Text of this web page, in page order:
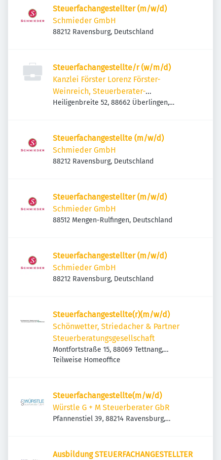
Steuerfachangestellter (m/w/d)
Schmieder GmbH
88212 Ravensburg, Deutschland
Steuerfachangestellte/r (w/m/d)
Kanzlei Förster Lorenz Förster-
Weinreich, Steuerberater-
Rechtsanwälte
Heiligenbreite 52, 88662 Überlingen,
Steuerfachangestellte (m/w/d)
Schmieder GmbH
88212 Ravensburg, Deutschland
Steuerfachangestellter (m/w/d)
Schmieder GmbH
88512 Mengen-Rulfingen, Deutschland
Steuerfachangestellter (m/w/d)
Schmieder GmbH
88212 Ravensburg, Deutschland
Steuerfachangestellte(r)(m/w/d)
Schönwetter, Striedacher & Partner
Steuerberatungsgesellschaft
Montfortstraße 15, 88069 Tettnang,
Deutschland
Teilweise Homeoffice
Steuerfachangestellte(m/w/d)
Würstle G + M Steuerberater GbR
Pfannenstiel 39, 88214 Ravensburg,
Ausbildung STEUERFACHANGESTELLTER